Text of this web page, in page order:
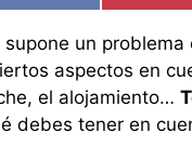
un
aspectos en
el alojamiento…
debes tener en